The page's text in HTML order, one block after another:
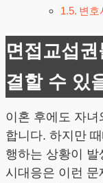
변호
면접교섭
결할 수 있
이혼 후에도 자
합니다. 하지만
행하는 상황이
시대응은 이런